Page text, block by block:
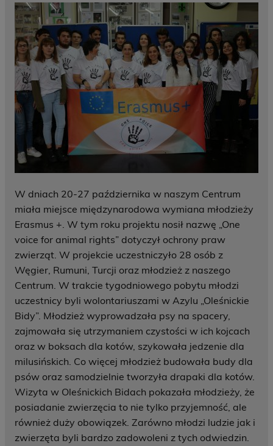
W dniach 20-27 października w naszym Centrum
miała miejsce międzynarodowa wymiana młodzieży
Erasmus +. W tym roku projektu nosił nazwę „One
voice for animal rights” dotyczył ochrony praw
zwierząt. W projekcie uczestniczyło 28 osób z
Węgier, Rumuni, Turcji oraz młodzież z naszego
Centrum. W trakcie tygodniowego pobytu młodzi
uczestnicy byli wolontariuszami w Azylu „Oleśnickie
Bidy”. Młodzież wyprowadzała psy na spacery,
zajmowała się utrzymaniem czystości w ich kojcach
oraz w boksach dla kotów, szykowała jedzenie dla
milusińskich. Co więcej młodzież budowała budy dla
psów oraz samodzielnie tworzyła drapaki dla kotów.
Wizyta w Oleśnickich Bidach pokazała młodzieży, że
posiadanie zwierzęcia to nie tylko przyjemność, ale
również duży obowiązek. Zarówno młodzi ludzie jak i
zwierzęta byli bardzo zadowoleni z tych odwiedzin.